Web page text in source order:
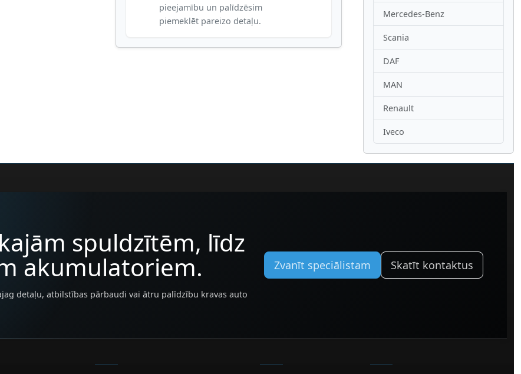
pieejamību un palīdzēsim
piemeklēt pareizo detaļu.
Mercedes-Benz
Scania
DAF
MAN
Renault
Iveco
spuldzītēm, līdz
akumulatoriem.
detaļu, atbilstības pārbaudi vai ātru palīdzību kravas auto
Zvanīt speciālistam Skatīt kontaktus